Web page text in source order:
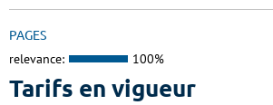
PAGES
relevance: 100%
Tarifs en vigueur